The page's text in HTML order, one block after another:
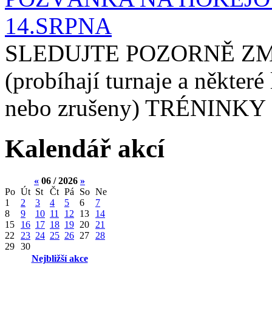
14.SRPNA
SLEDUJTE POZORNĚ
(probíhají turnaje a
nebo zrušeny)
Kalendář akcí
« 06 / 2026 »
Po Út St Čt Pá So Ne
1
2 3 4 5 6
7
8
9 10 11 12 13
14
15
16 17 18 19 20
21
22
23 24 25 26 27
28
29 30
Nejbližší akce